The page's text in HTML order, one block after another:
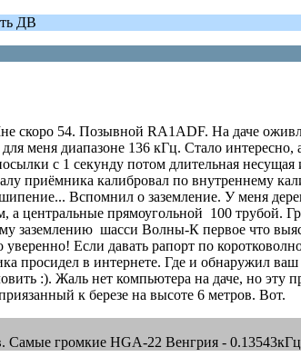
ДВ
скоро 54. Позывной RA1ADF. На даче
меня диапазоне 136 кГц. Стало
с 1 секунду потом длительная
приёмника калибровал по внутреннему
Вспомнил о заземление. У меня
центральные прямоугольной 100 трубой.
заземлению шасси Волны-К первое что
Если давать рапорт по
просидел в интернете. Где и обнаружил
:). Жаль нет компьютера на даче, но
к березе на высоте 6 метров. Вот.
Самые громкие HGA-22 Венгрия -